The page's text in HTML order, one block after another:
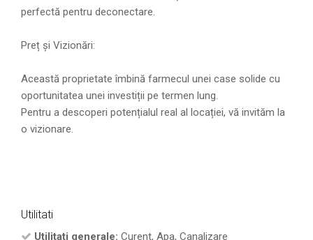
perfectă pentru deconectare.
Preț și Vizionări:
Această proprietate îmbină farmecul unei case solide cu
oportunitatea unei investiții pe termen lung.
Pentru a descoperi potențialul real al locației, vă invităm la
o vizionare.
Utilitati
Utilitati generale: Curent, Apa, Canalizare